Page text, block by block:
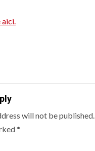
aici.
will not be published.
*